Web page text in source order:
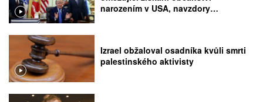
narozením v USA, navzdory
Izrael obžaloval osadníka kvůli smrti
palestinského aktivisty